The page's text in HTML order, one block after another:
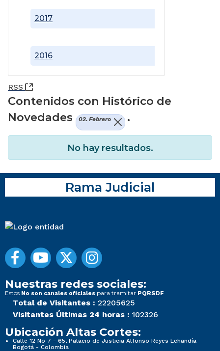
2016
2017
RSS (Abre una nueva ventana)
Contenidos con Histórico de
Novedades
02. Febrero .
No hay resultados.
Rama Judicial
Nuestras redes sociales:
Estos No son canales oficiales para tramitar PQRSDF
Total de Visitantes : 22205625
Visitantes Últimas 24 horas : 102326
Ubicación Altas Cortes:
Calle 12 No 7 - 65, Palacio de Justicia Alfonso Reyes Echandía
Bogotá - Colombia